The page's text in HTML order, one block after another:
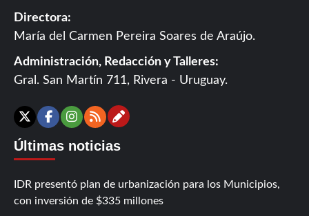
Directora:
María del Carmen Pereira Soares de Araújo.
Administración, Redacción y Talleres:
Gral. San Martín 711, Rivera - Uruguay.
X Facebook
Instagram
RSSContáctanos
Últimas noticias
IDR presentó plan de urbanización para los Municipios,
con inversión de $335 millones